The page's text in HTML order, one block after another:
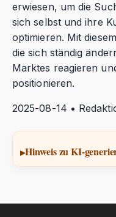
erwiesen, um die
sich selbst und ihre
optimieren. Mit
die sich ständig
Marktes reagieren
positionieren.
2025-08-14 •
Hinweis zu KI-